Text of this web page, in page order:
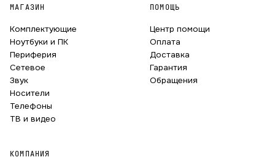
МАГАЗИН
Комплектующие
Ноутбуки и ПК
Периферия
Сетевое
Звук
Носители
Телефоны
ТВ и видео
ПОМОЩЬ
Центр помощи
Оплата
Доставка
Гарантия
Обращения
КОМПАНИЯ